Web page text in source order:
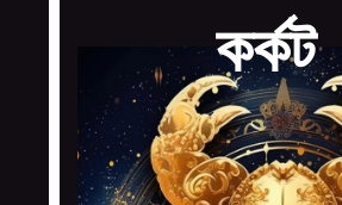
কর্কট